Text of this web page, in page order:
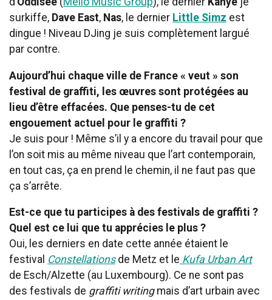
surkiffe, Dave East, Nas, le dernier Little Simz est
dingue ! Niveau DJing je suis complètement largué
par contre.
Aujourd’hui chaque ville de France « veut » son
festival de graffiti, les œuvres sont protégées au
lieu d’être effacées. Que penses-tu de cet
engouement actuel pour le graffiti ?
Je suis pour ! Même s’il y a encore du travail pour que
l’on soit mis au même niveau que l’art contemporain,
en tout cas, ça en prend le chemin, il ne faut pas que
ça s’arrête.
Est-ce que tu participes à des festivals de graffiti ?
Quel est ce lui que tu apprécies le plus ?
Oui, les derniers en date cette année étaient le
festival Constellationsde Metz et le Kufa Urban Art
de Esch/Alzette (au Luxembourg). Ce ne sont pas
des festivals de graffiti writingmais d’art urbain avec